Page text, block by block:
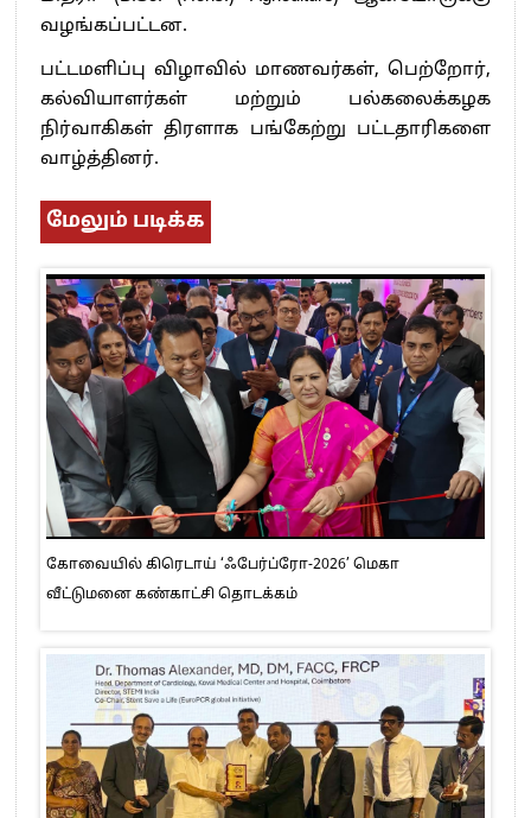
வழங்கப்பட்டன.
பட்டமளிப்பு விழாவில் மாணவர்கள், பெற்றோர்,
கல்வியாளர்கள் மற்றும் பல்கலைக்கழக
நிர்வாகிகள் திரளாக பங்கேற்று பட்டதாரிகளை
வாழ்த்தினர்.
மேலும் படிக்க
கோவையில் கிரெடாய் ‘ஃபேர்ப்ரோ-2026’ மெகா
வீட்டுமனை கண்காட்சி தொடக்கம்